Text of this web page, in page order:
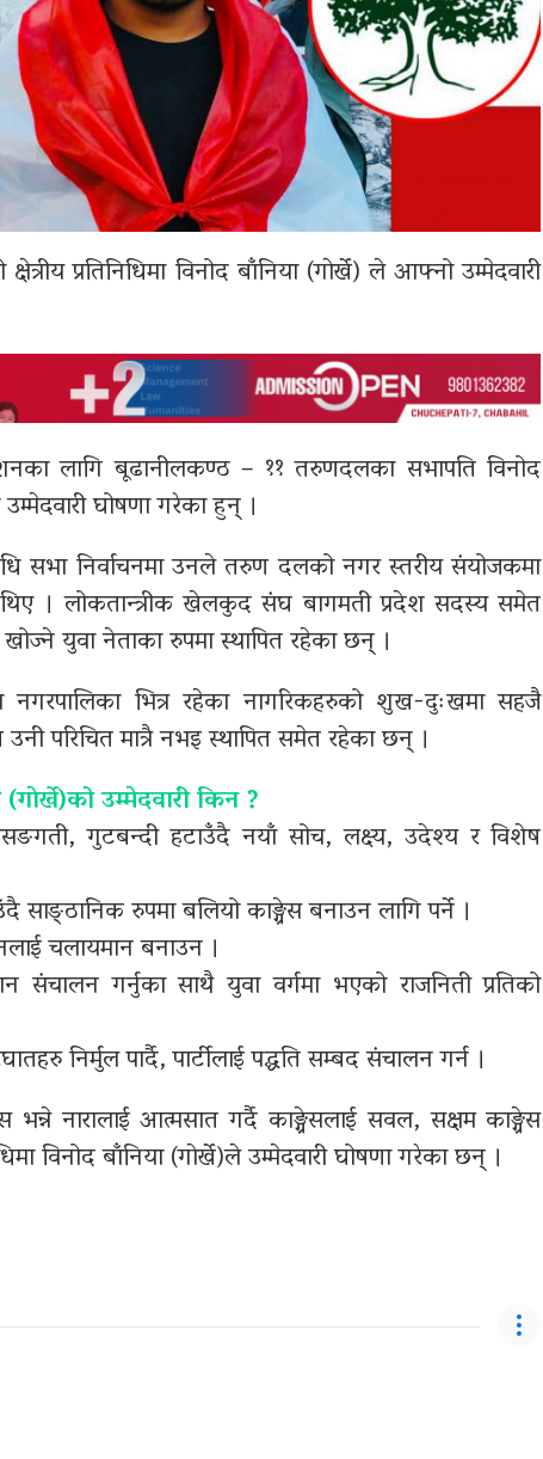
प्रतिनिधिमा विनोद बाँनिया (गाेर्खे) ले आफ्नो उम्मेदवारी
लागि बूढानीलकण्ठ – ११ तरुणदलका सभापति विनोद
घोषणा गरेका हुन् ।
सभा निर्वाचनमा उनले तरुण दलको नगर स्तरीय संयोजकमा
। लोकतान्त्रीक खेलकुद संघ बागमती प्रदेश सदस्य समेत
युवा नेताका रुपमा स्थापित रहेका छन् ।
भित्र रहेका नागरिकहरुको शुख-दुःखमा सहजै
परिचित मात्रै नभइ स्थापित समेत रहेका छन् ।
(गाेर्खे)को उम्मेदवारी किन ?
गुटबन्दी हटाउँदै नयाँ सोच, लक्ष्य, उदेश्य र विशेष
साङ्ठानिक रुपमा बलियो काङ्ग्रेस बनाउन लागि पर्ने ।
चलायमान बनाउन ।
संचालन गर्नुका साथै युवा वर्गमा भएको राजनिती प्रतिको
निर्मुल पार्दै, पार्टीलाई पद्धति सम्बद संचालन गर्न ।
नारालाई आत्मसात गर्दै काङ्ग्रेसलाई सवल, सक्षम काङ्ग्रेस
विनोद बाँनिया (गाेर्खे)ले उम्मेदवारी घोषणा गरेका छन् ।